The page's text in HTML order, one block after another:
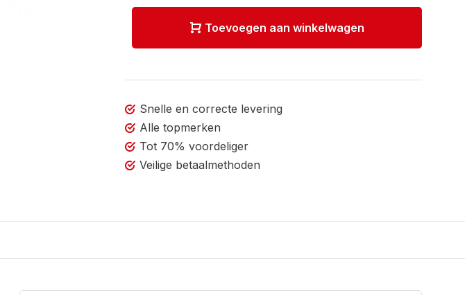
Toevoegen aan winkelwagen
Snelle en correcte levering
Alle topmerken
Tot 70% voordeliger
Veilige betaalmethoden